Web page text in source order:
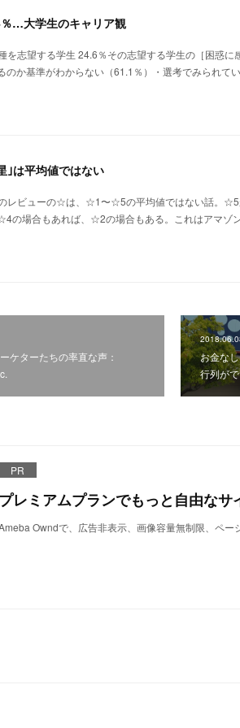
…大学生のキャリア観
を志望する学生 24.6％その志望する学生の［困惑
のか基準がわからない（61.1％）・選考でみられ
｣は平均値ではない
のレビューの☆は、☆1〜☆5の平均値ではない話。
の場合もあれば、☆2の場合もある。これはアマゾ
ケターたちの率直な声：
お金な
行列が
PR
プレミアムプランでもっと自由なサ
Owndで、広告非表示、画像容量無制限、ペー